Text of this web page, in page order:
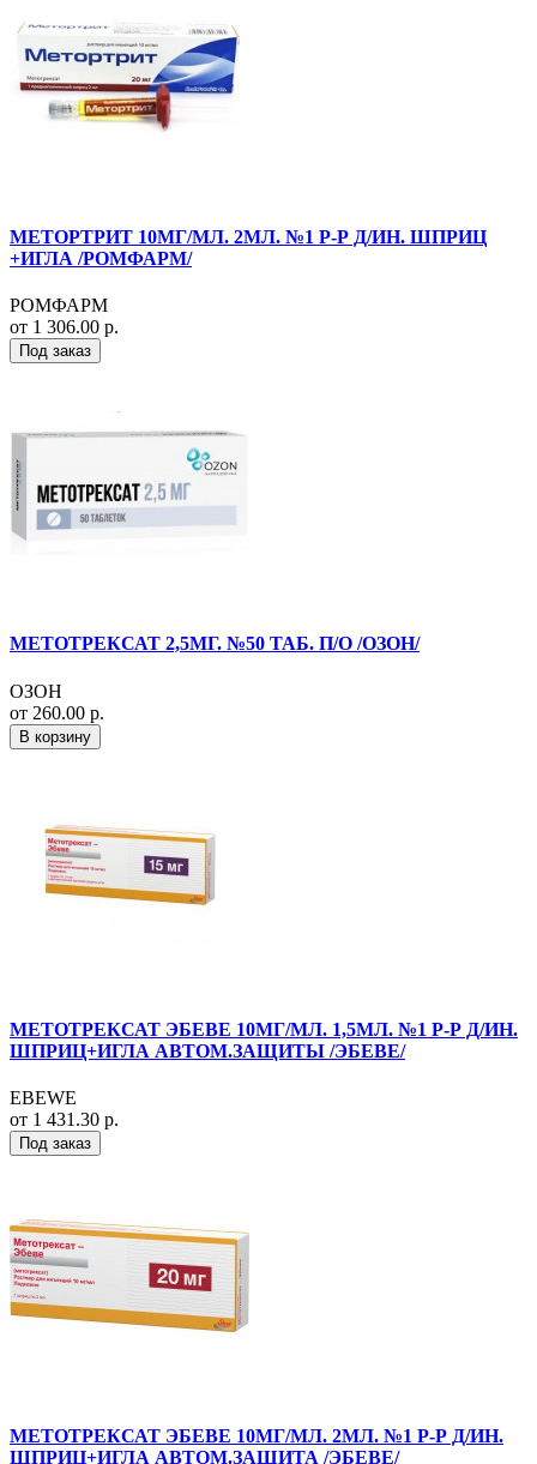
МЕТОРТРИТ 10МГ/МЛ. 2МЛ. №1 Р-Р Д/ИН. ШПРИЦ
+ИГЛА /РОМФАРМ/
РОМФАРМ
от 1 306.00 р.
Под заказ
МЕТОТРЕКСАТ 2,5МГ. №50 ТАБ. П/О /ОЗОН/
ОЗОН
от 260.00 р.
В корзину
МЕТОТРЕКСАТ ЭБЕВЕ 10МГ/МЛ. 1,5МЛ. №1 Р-Р Д/ИН.
ШПРИЦ+ИГЛА АВТОМ.ЗАЩИТЫ /ЭБЕВЕ/
EBEWE
от 1 431.30 р.
Под заказ
МЕТОТРЕКСАТ ЭБЕВЕ 10МГ/МЛ. 2МЛ. №1 Р-Р Д/ИН.
ШПРИЦ+ИГЛА АВТОМ.ЗАЩИТА /ЭБЕВЕ/